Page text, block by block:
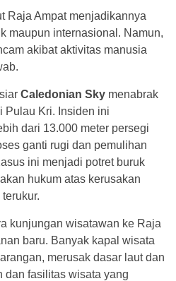
Raja Ampat menjadikannya
maupun internasional. Namun,
akibat aktivitas manusia
Caledonian Sky menabrak
Pulau Kri. Insiden ini
dari 13.000 meter persegi
ganti rugi dan pemulihan
ini menjadi potret buruk
hukum atas kerusakan
kunjungan wisatawan ke Raja
baru. Banyak kapal wisata
merusak dasar laut dan
dan fasilitas wisata yang